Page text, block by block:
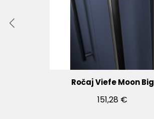
Ročaj Viefe Moon Big
151,28 €